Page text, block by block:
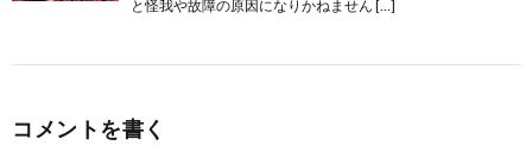
と怪我や故障の原因になりかねません […]
コメントを書く